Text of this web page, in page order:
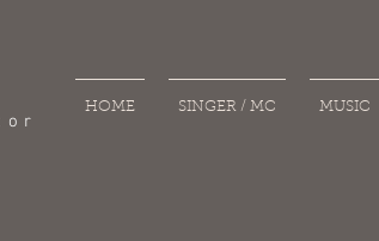
HOME SINGER / MC MUSIC